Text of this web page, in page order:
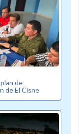
de
de El Cisne